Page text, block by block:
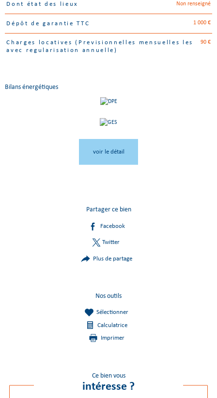
Dont état des lieux Non renseigné
Dépôt de garantie TTC 1 000 €
Charges locatives (Previsionnelles mensuelles les
avec regularisation annuelle)
90 €
Bilans énergétiques
voir le détail
Partager ce bien
Facebook
Twitter
Plus de partage
Nos outils
Sélectionner
Calculatrice
Imprimer
Ce bien vous
intéresse ?